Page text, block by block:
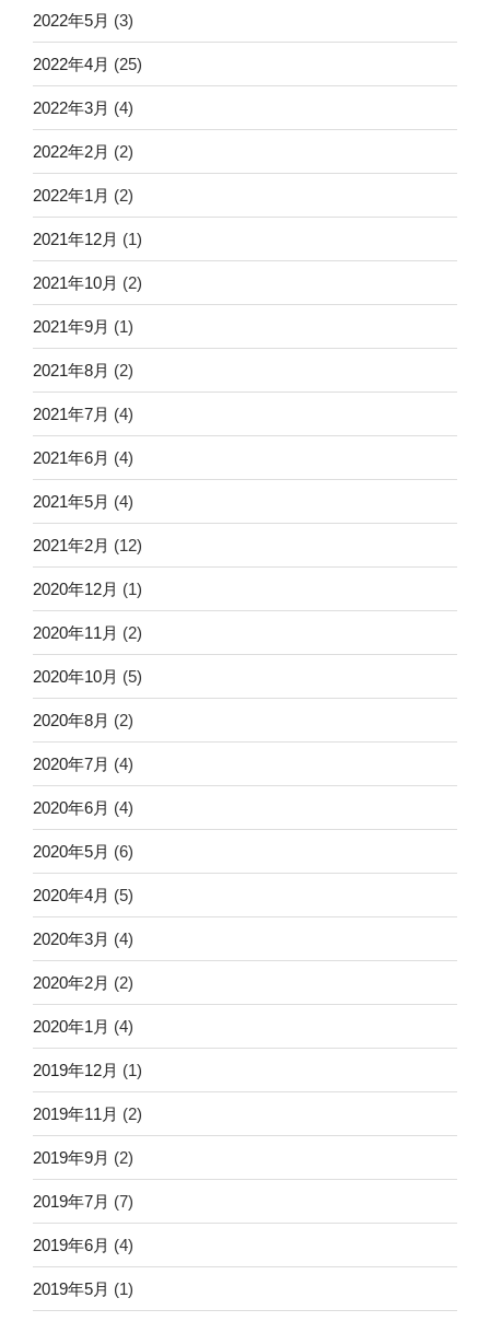
2022年5月 (3)
2022年4月 (25)
2022年3月 (4)
2022年2月 (2)
2022年1月 (2)
2021年12月 (1)
2021年10月 (2)
2021年9月 (1)
2021年8月 (2)
2021年7月 (4)
2021年6月 (4)
2021年5月 (4)
2021年2月 (12)
2020年12月 (1)
2020年11月 (2)
2020年10月 (5)
2020年8月 (2)
2020年7月 (4)
2020年6月 (4)
2020年5月 (6)
2020年4月 (5)
2020年3月 (4)
2020年2月 (2)
2020年1月 (4)
2019年12月 (1)
2019年11月 (2)
2019年9月 (2)
2019年7月 (7)
2019年6月 (4)
2019年5月 (1)